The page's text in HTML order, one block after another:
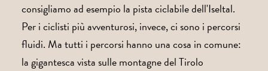
consigliamo ad esempio la pista ciclabile dell'Iseltal.
Per i ciclisti più avventurosi, invece, ci sono i percorsi
fluidi. Ma tutti i percorsi hanno una cosa in comune:
la gigantesca vista sulle montagne del Tirolo